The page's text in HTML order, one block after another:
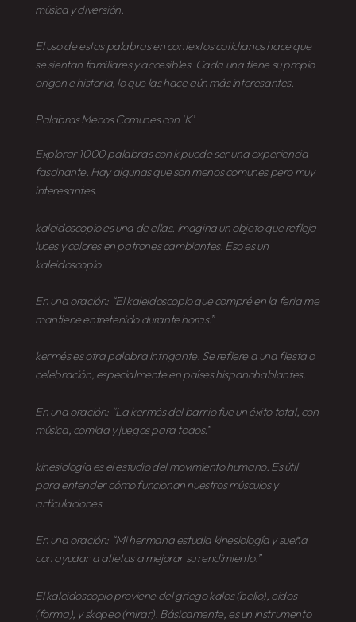
música y diversión.
El uso de estas palabras en contextos cotidianos hace que
se sientan familiares y accesibles. Cada una tiene su propio
origen e historia, lo que las hace aún más interesantes.
Palabras Menos Comunes con ‘K’
Explorar 1000 palabras con kpuede ser una experiencia
fascinante. Hay algunas que son menos comunes pero muy
interesantes.
kaleidoscopioes una de ellas. Imagina un objeto que refleja
luces y colores en patrones cambiantes. Eso es un
kaleidoscopio.
En una oración: “Elkaleidoscopioque compré en la feria me
mantiene entretenido durante horas.”
kerméses otra palabra intrigante. Se refiere a una fiesta o
celebración, especialmente en países hispanohablantes.
En una oración: “Lakermésdel barrio fue un éxito total, con
música, comida y juegos para todos.”
kinesiologíaes el estudio del movimiento humano. Es útil
para entender cómo funcionan nuestros músculos y
articulaciones.
En una oración: “Mi hermana estudia kinesiologíay sueña
con ayudar a atletas a mejorar su rendimiento.”
Elkaleidoscopioproviene del griegokalos(bello), eidos
(forma), yskopeo(mirar). Básicamente, es un instrumento